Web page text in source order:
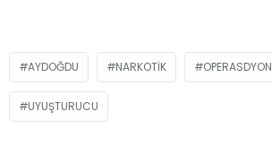
AYDOĞDU NARKOTIK OPERASDYON
UYUŞTURUCU